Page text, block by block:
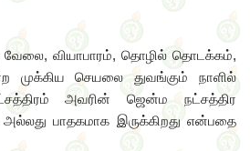
வேலை, வியாபாரம், தொழில் தொடக்கம்,
முக்கிய செயலை துவங்கும் நாளில்
அவரின் ஜென்ம நட்சத்திர
பாதகமாக இருக்கிறது என்பதை